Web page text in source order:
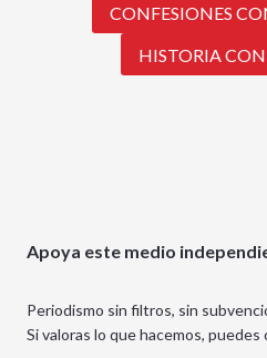
CONFESIONES
HISTORIA
Apoya este medio
Periodismo sin filtros, sin
Si valoras lo que hacemos,